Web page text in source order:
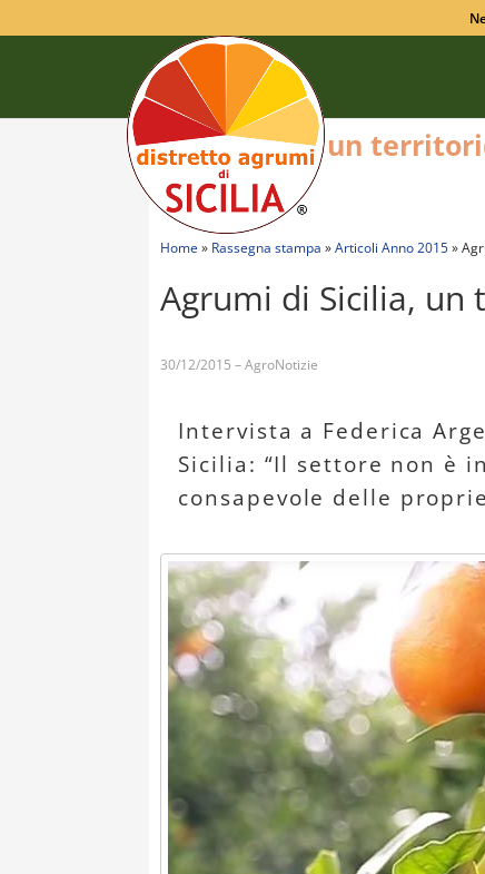
Home » Rassegna stampa »Articoli Anno 2015»
Agrumi di Sicilia,
30/12/2015 – AgroNotizie
Intervista a Federica
Sicilia: “Il settore non è
consapevole delle
un